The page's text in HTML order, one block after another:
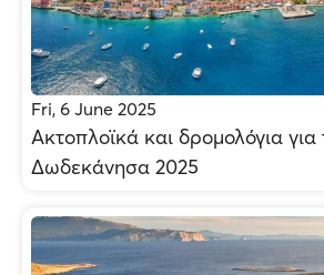
Fri, 6 June 2025
Ακτοπλοϊκά και δρομολόγια για
Δωδεκάνησα 2025